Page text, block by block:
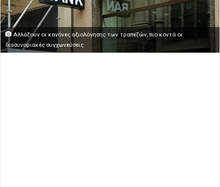
Αλλάζουν οι κανόνες αξιολόγησης των τραπεζών, πιο κοντά οι
διασυνοριακές συγχωνεύσεις